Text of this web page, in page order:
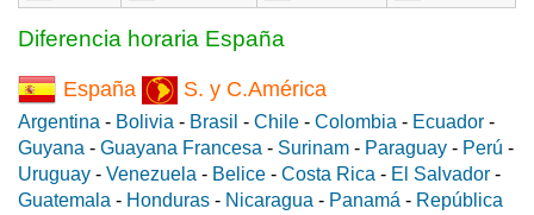
Diferencia horaria España
España S. y C.América
Argentina - Bolivia - Brasil - Chile - Colombia - Ecuador -
Guyana - Guayana Francesa - Surinam - Paraguay - Perú -
Uruguay - Venezuela - Belice - Costa Rica - El Salvador -
Guatemala - Honduras - Nicaragua - Panamá - República